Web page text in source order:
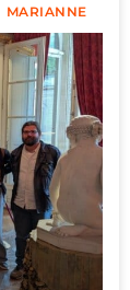
MARIANNE